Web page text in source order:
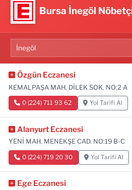
Bursa İnegöl
Özgün Eczanesi
KEMALPAŞA MAH. DİLEK SOK. NO:2 A
0 (224) 711 93 62 Yol Tarifi Al
Alanyurt Eczanesi
YENİ MAH. MENEKŞE CAD. NO:19 B-C
0 (224) 719 20 30 Yol Tarifi Al
Ege Eczanesi